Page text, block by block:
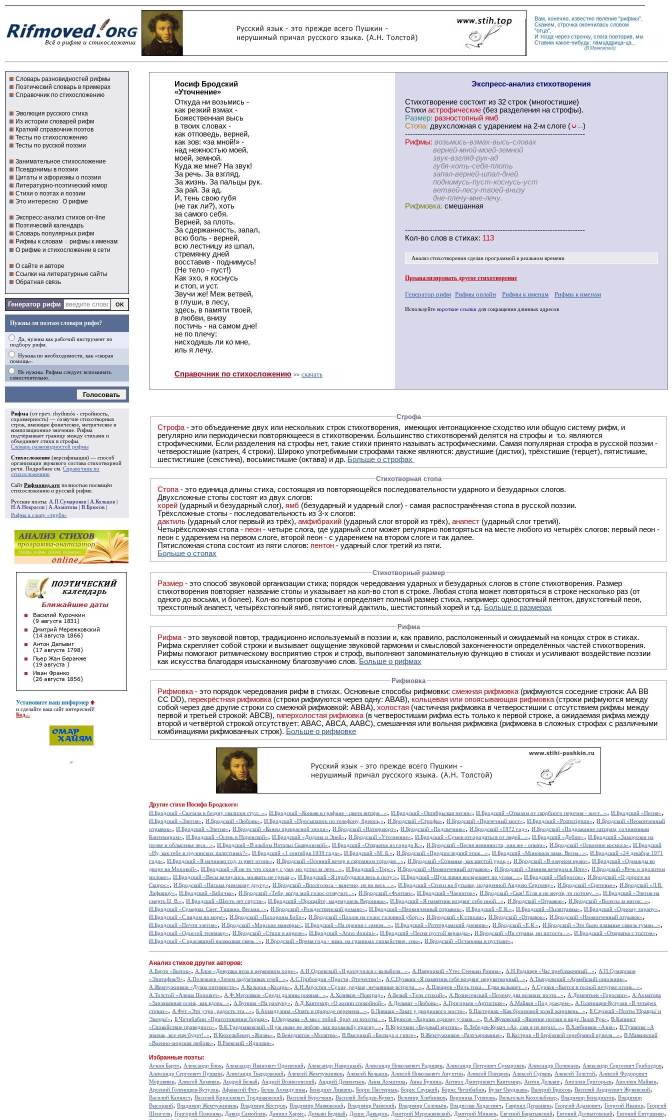
Вам, конечно, известно явление "рифмы".
Скажем, строчка окончилась словом
"отца",
И тогда через строчку, слога повторив, мы
Ставим какое-нибудь: ламцадрица-ца...
(В.Маяковский)
Словарь разновидностей рифмы
Поэтический словарь в примерах
Справочник по стихосложению
Эволюция русского стиха
Из истории словарей рифм
Краткий справочник поэтов
Тесты по стихосложению
Тесты по русской поэзии
Занимательное стихосложение
Псевдонимы в поэзии
Цитаты и афоризмы о поэзии
Литературно-поэтический юмор
Стихи о поэтах и поэзии
Это интересно О рифме
Экспресс-анализ стихов on-line
Поэтический календарь
Словарь популярных рифм
Рифмы к словам и рифмы к именам
О рифме и стихосложении в сети
О сайте и авторе
Ссылки на литературные сайты
Обратная связь
Генератор рифм
Нужны ли поэтам словари рифм?
Да, нужны как рабочий инструмент по
подбору рифм.
Нужны по необходимости, как «скорая
помощь».
Не нужны. Рифмы следует вспоминать
самостоятельно.
Голосовать
Рифма (от греч. rhythmós - стройность,
соразмерность) — созвучие стихотворных
строк, имеющее фоническое, метрическое и
композиционное значение. Рифма
подчёркивает границу между стихами и
объединяет стихи в строфы
Словарь разновидностей рифмы
Стихосложение (версификация) — способ
организации звукового состава стихотворной
речи. Подробнее см. Справочник по
стихосложению
Сайт Рифмовед.org полностью посвящён
стихосложению и русской рифме.
Русские поэты: А.П.Сумароков А.Кольцов
Н.А.Некрасов
А.Ахматова В.Брюсов
Рифма к слову «трубя»
Установите наш информер
и сделайте ваш сайт интересней!
Код...
Иосиф Бродский
«Уточнение»
Откуда ни возьмись -
как резкий взмах -
Божественная высь
в твоих словах -
как отповедь, верней,
как зов: «за мной!» -
над нежностью моей,
моей, земной.
Куда же мне? На звук!
За речь. За взгляд.
За жизнь. За пальцы рук.
За рай. За ад.
И, тень свою губя
(не так ли?), хоть
за самого себя.
Верней, за плоть.
За сдержанность, запал,
всю боль - верней,
всю лестницу из шпал,
стремянку дней
восставив - поднимусь!
(Не тело - пуст!)
Как эхо, я коснусь
и стоп, и уст.
Звучи же! Меж ветвей,
в глуши, в лесу,
здесь, в памяти твоей,
в любви, внизу
постичь - на самом дне!
не по плечу:
нисходишь ли ко мне,
иль я лечу.
Справочник по стихосложению >> скачать
Экспресс-анализ стихотворения
Cтихотворение состоит из 32 строк (многостишие)
Стихи астрофические (без разделения на строфы).
Размер: разностопный ямб
Стопа: двухсложная с ударением на 2-м слоге ( —)
------------------------------------------------------------------------
Рифмы: возьмись-взмах-высь-словах
верней-мной-моей-земной
звук-взгляд-рук-ад
губя-хоть-себя-плоть
запал-верней-шпал-дней
поднимусь-пуст-коснусь-уст
ветвей-лесу-твоей-внизу
дне-плечу-мне-лечу.
Рифмовка: смешанная
------------------------------------------------------------------------
Кол-во слов в стихах: 113
Анализ стихотворениясделан программой в реальном времени
Проанализировать другое стихотворение
Генератор рифм Рифмы онлайн Рифмы к именам Рифмы к именам
Используйте короткие ссылки для сокращения длинных адресов
Строфа
Строфа - это объединение двух или нескольких строк стихотворения, имеющих интонационное сходство или общую систему рифм, и
регулярно или периодически повторяющееся в стихотворении. Большинство стихотворений делятся на строфы и т.о. являются
строфическими. Если разделения на строфы нет, такие стихи принято называть астрофическими. Самая популярная строфа в русской поэзии -
четверостишие (катрен, 4 строки). Широко употребимыми строфами также являются: двустишие (дистих), трёхстишие (терцет), пятистишие,
шестистишие (секстина), восьмистишие (октава) и др. Больше о строфах
Стихотворная стопа
Стопа - это единица длины стиха, состоящая из повторяющейся последовательности ударного и безударных слогов.
Двухсложные стопы состоят из двух слогов:
хорей (ударный и безударный слог), ямб (безударный и ударный слог) - самая распостранённая стопа в русской поэзии.
Трёхсложные стопы - последовательность из 3-х слогов:
дактиль (ударный слог первый из трёх), амфибрахий (ударный слог второй из трёх), анапест (ударный слог третий).
Четырёхсложная стопа - пеон - четыре слога, где ударный слог может регулярно повторяться на месте любого из четырёх слогов: первый пеон -
пеон с ударением на первом слоге, второй пеон - с ударением на втором слоге и так далее.
Пятисложная стопа состоит из пяти слогов: пентон - ударный слог третий из пяти.
Больше о стопах
Стихотворный размер
Размер - это способ звуковой организации стиха; порядок чередования ударных и безударных слогов в стопе стихотворения. Размер
стихотворения повторяет название стопы и указывает на кол-во стоп в строке. Любая стопа может повторяться в строке несколько раз (от
одного до восьми, и более). Кол-во повторов стопы и определяет полный размер стиха, например: одностопный пентон, двухстопный пеон,
трехстопный анапест, четырёхстопный ямб, пятистопный дактиль, шестистопный хорей и т.д. Больше о размерах
Рифма
Рифма
- это звуковой повтор, традиционно используемый в поэзии и, как правило, расположенный и ожидаемый на концах строк в стихах.
Рифма скрепляет собой строки и вызывает ощущение звуковой гармонии и смысловой законченности определённых частей стихотворения.
Рифмы помогают ритмическому восприятию строк и строф, выполняют запоминательную функцию в стихах и усиливают воздействие поэзии
как искусства благодаря изысканному благозвучию слов. Больше о рифмах
Рифмовка
Рифмовка - это порядок чередования рифм в стихах. Основные способы рифмовки: смежная рифмовка (рифмуются соседние строки: AA ВВ
СС DD), перекрёстная рифмовка (строки рифмуются через одну: ABAB), кольцевая или опоясывающая рифмовка (строки рифмуются между
собой через две другие строки со смежной рифмовкой: ABBA), холостая (частичная рифмовка в четверостишии с отсутствием рифмы между
первой и третьей строкой: АBCB), гиперхолостая рифмовка (в четверостишии рифма есть только к первой строке, а ожидаемая рифма между
второй и четвёртой строкой отсутствует: ABAC, ABCA, AABC), смешанная или вольная рифмовка (рифмовка в сложных строфах с различными
комбинациями рифмованных строк). Больше о рифмовке
Другие стихи Иосифа Бродского:
И.Бродский «Сначала в бездну свалился стул...», И.Бродский «Коньяк в графине - цвета янтаря...», И.Бродский «Октябрьская песня», И.Бродский «Отказом от скорбного перечня - жест...», И.Бродский «Песня»,
И.Бродский «Элегия», И.Бродский «Любовь», И.Бродский «Просыпаюсь по телефону, бреюсь,», И.Бродский «Строфы», И.Бродский «Прачечный мост», И.Бродский «Postscriptum», И.Бродский «Неоконченный
отрывок», И.Бродский «Элегия», И.Бродский «Конец прекрасной эпохи», И.Бродский «Натюрморт», И.Бродский «Подсвечник», И.Бродский «1972 год», И.Бродский «Подражание сатирам, сочиненным
Кантемиром», И.Бродский «Осень в Норенской», И.Бродский «Дидона и Эней», И.Бродский «Уточнение», И.Бродский «Сумев отгородиться от людей...», И.Бродский «Дебют», И.Бродский «Заморозки на
почве и облысенье леса...», И.Бродский «В альбом Натальи Скавронской», И.Бродский «Открытка из города К.», И.Бродский «Песня невинности, она же - опыта», И.Бродский «Освоение космоса», И.Бродский
«Ну, как тебе в грузинских палестинах?», И.Бродский «1 сентября 1939 года», И.Бродский «М. Б.», И.Бродский «Предпоследний этаж...», И.Бродский «Миновала зима. Весна...», И.Бродский «24 декабря 1971
года», И.Бродский «Я начинаю год, и рвет огонь», И.Бродский «Осенний вечер в скромном городке...», И.Бродский «Сознанье, как шестой урок,», И.Бродский «В озерном краю», И.Бродский «Однажды во
дворе на Моховой», И.Бродский «Я не то что схожу с ума, но устал за лето...», И.Бродский «Торс», И.Бродский «Неоконченный отрывок», И.Бродский «Зимним вечером в Ялте», И.Бродский «Речь о пролитом
молоке», И.Бродский «Весы качнулись. молвить не греша,», И.Бродский «Я пробудился весь в поту:», И.Бродский «Шум ливня воскрешает по углам...», И.Бродский «Набросок», И.Бродский «О дороге на
Скирос», И.Бродский «Письма римскому другу», И.Бродский «Вполголоса - конечно, не во весь ...», И.Бродский «Стихи на бутылке, подаренной Андрею Сергееву», И.Бродский «Сретенье», И.Бродский «Л.В.
Лифшицу», И.Бродский «Бабочка», И.Бродский «Тебе, когда мой голос отзвучит...», И.Бродский «Фонтан», И.Бродский «Чаепитие», И.Бродский «Сын! Если я не мертв, то потому...», И.Бродский «Элегия на
смерть Ц. В.», И.Бродский «Шесть лет спустя», И.Бродский «Прощайте, мадемуазель Вероника», И.Бродский «Я памятник воздвиг себе иной...», И.Бродский «Отрывок», И.Бродский «Волосы за висок...»,
И.Бродский «Сумерки. Снег. Тишина. Весьма...», И.Бродский «Рождественский романс», И.Бродский «Неоконченный отрывок», И.Бродский «Е.К.», И.Бродский «Пилигримы», И.Бродский «Одному тирану»,
И.Бродский «С видом на море», И.Бродский «Похороны Бобо», И.Бродский «Похож на голос головной убор.», И.Бродский «К стихам», И.Бродский «Отрывок», И.Бродский «Неоконченный отрывок»,
И.Бродский «Почти элегия», И.Бродский «Морские маневры», И.Бродский «На прения с самим...», И.Бродский «Роттердамский дневник», И.Бродский «E.R.», И.Бродский «Это было плаванье сквозь туман...»,
И.Бродский «Одиссей телемаку», И.Бродский «Стихи в апреле», И.Бродский «Anno domini», И.Бродский «Песня пустой веранды», И.Бродский «Ни страны, ни погоста...», И.Бродский «Открытка с тостом»,
И.Бродский «С красавицей налаживая связь...», И.Бродский «Время года - зима. на границах спокойствие. сны», И.Бродский «Остановка в пустыне»,
Анализ стихов других авторов:
А.Барто «Бычок», А.Блок «Девушка пела в церковном хоре», А.И.Одоевский «Я разлучился с колыбели...», А.Навроцкий «Утес Cтеньки Разина», А.Н.Радищев «Час преблаженный...», А.П.Сумароков
«Эпитафия/9», А.Полежаев «Зачем задумчивых очей...», А.С.Грибоедов «Прости, Отечество!», А.С.Пушкин «Я памятник себе воздвиг нерукотворный...», А.Твардовский «Армейский сапожник»,
А.Жемчужников «Думы оптимиста», А.Кольцов «Косарь», А.Н.Апухтин «Сухие, редкие, нечаянные встречи...», А.Плещеев «Ночь тиха... Едва колышет...», А.Сурков «Бьется в тесной печурке огонь...»,
А.Толстой «Алеша Попович», А.Ф.Мерзляков «Среди долины ровныя...», А.Хомяков «Новград», А.Белый «Тело стихий», А.Вознесенский «Почему два великих поэта...», А.Дементьев «Гороскоп», А.Ахматова
«Заплаканная осень, как вдова...», А.Бунина «На разлуку», А.Д.Кантемир «О жизни спокойной», А.Дельвиг «Любовь», А.Григорьев «Артисткке», А.Майков «Под дождем», А.Голенищев-Кутузов «В четырех
стенах», А.Фет «Это утро, радость эта...», Б.Ахмадулина «Опять в природе перемена...», Б.Лившиц «Закат у дворцового моста», Б.Пастернак «Как бронзовой золой жаровень...», Б.Слуцкий «Поэты 'Правды' и
'Звезды'», Б.Чичибабин «Приготовление борща», Б.Окуджава «А мы с тобой, брат, из пехоты...», В.Брюсов «Хорошо одному у окна...», В.А.Жуковский «Явление поэзии в виде Лалла Рук», В.Капнист
«Спокойствие праведного», В.К.Тредиаковский «Я уж ныне не люблю, как похвальбу красну...», В.Курочкин «Бедовый критик», В.Лебедев-Кумач «Ах, сам я не верил...», В.Хлебников «Азия», В.Тушнова «А
знаешь, все еще будет!..», В.Кюхельбекер «Жизнь», В.Бенедиктов «Молитва», В.Высоцкий «Баллада о гипсе», В.Жемчужников «Разочарование», В.Костров «В берёзовой серебряной купели...», В.Маяковский
«Военно-морская любовь», В.Раевский «Идиллия»,
Избранные поэты:
Агния Барто, Александр Блок, Александр Иванович Одоевский, Александр Навроцкий, Александр Николаевич Радищев, Александр Петрович Сумароков, Александр Полежаев, Александр Сергеевич Грибоедов,
Александр Сергеевич Пушкин, Александр Твардовский, Алексей Жемчужников, Алексей Кольцов, Алексей Николаевич Апухтин, Алексей Плещеев, Алексей Сурков, Алексей Толстой, Алексей Федорович
Мерзляков, Алексей Хомяков, Андрей Белый, Андрей Вознесенский, Андрей Дементьев, Анна Ахматова, Анна Бунина, Антиох Дмитриевич Кантемир, Антон Дельвиг, Аполлон Григорьев, Аполлон Майков,
Арсений Голенищев-Кутузов, Афанасий Фет, Белла Ахмадулина, Бенедикт Лившиц, Борис Пастернак, Борис Слуцкий, Борис Чичибабин, Булат Окуджава, Валерий Брюсов, Василий Андреевич Жуковский,
Василий Капнист, Василий Кириллович Тредиаковский, Василий Курочкин, Василий Лебедев-Кумач, Велимир Хлебников, Вероника Тушнова, Вильгельм Кюхельбекер, Владимир Бенедиктов, Владимир
Высоцкий, Владимир Жемчужников, Владимир Костров, Владимир Маяковский, Владимир Раевский, Владимир Соловьёв, Владислав Ходасевич, Гавриил Державин, Георгий Адамович, Георгий Иванов, Георгий
Шенгели, Григорий Поженян, Давид Самойлов, Даниил Хармс, Демьян Бедный, Денис Давыдов, Дмитрий Мережковский, Дмитрий Минаев, Евгений Баратынский, Евгений Долматовский, Евгений Евтушенко,